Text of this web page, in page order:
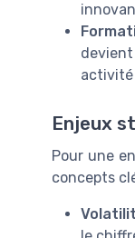
Enjeux
Pour une
concepts